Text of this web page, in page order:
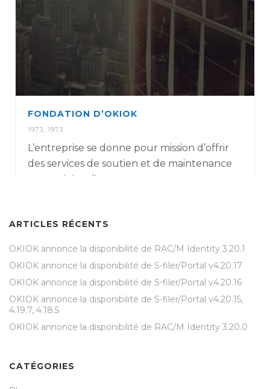
FONDATION D’OKIOK
1973 1973
L’entreprise se donne pour mission d’offrir
des services de soutien et de maintenance
pour mini-ordinateurs.
ARTICLES RÉCENTS
OKIOK annonce la disponibilité de RAC/M Identity 3.20.1
OKIOK annonce la disponibilité de S-filer/Portal v4.20.17
OKIOK annonce la disponibilité de S-filer/Portal v4.20.16
OKIOK annonce la disponibilité de S-filer/Portal v4.20.15,
4.19.7, 4.18.5
OKIOK annonce la disponibilité de RAC/M Identity 3.20.0
CATÉGORIES